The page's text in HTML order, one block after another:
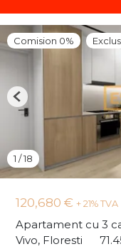
120,680 € + 21% TVA
Apartament cu 3
Vivo, Floresti
Comision 0%
1 /18
Previous